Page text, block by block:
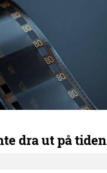
dra ut på tiden